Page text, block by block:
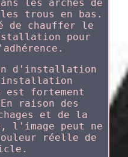
les arches de
trous en bas.
de chauffer le
pour
d'installation
installation
est fortement
En raison des
et de la
l'image peut ne
réelle de